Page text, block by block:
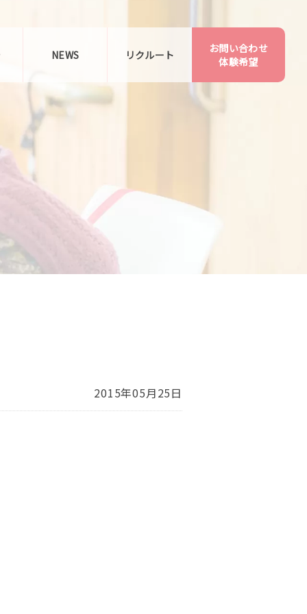
NEWS リクルート
お問い合わせ
体験希望
2015年05月25日